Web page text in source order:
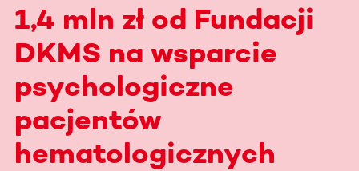
1,4 mln zł od Fundacji
DKMS na wsparcie
psychologiczne
pacjentów
hematologicznych